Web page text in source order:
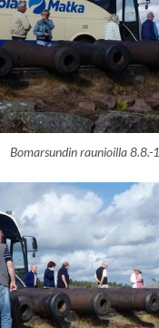
Bomarsundin raunioilla 8.8.-